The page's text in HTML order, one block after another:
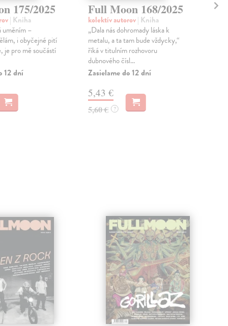
175/2025
| Kniha
uměním –
i obyčejné pití
je pro mě součástí
12 dní
Full Moon 168/2025
kolektív autorov| Kniha
„Dala nás dohromady láska k
metalu, a ta tam bude vždycky,“
říká v titulním rozhovoru
dubnového čísl...
Zasielame do 12 dní
5,43 €
5,60 € ?